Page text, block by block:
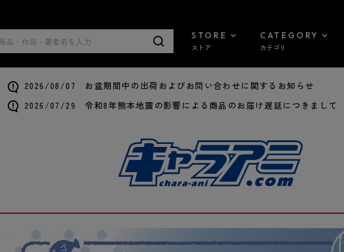
STORE
ストア
CATEGORY
カテゴリ
2026/08/07 お盆期間中の出荷およびお問い合わせに関するお知らせ
2026/07/29 令和8年熊本地震の影響による商品のお届け遅延につきまして